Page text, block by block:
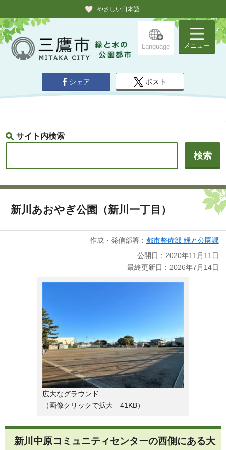
やさしい日本語
Language メニュー
シェア ポスト
サイト内検索
新川あおやぎ公園（新川一丁目）
作成・発信部署： 都市整備部 緑と公園課
公開日：2020年11月11日
最終更新日：2026年7月14日
広大なグラウンド
（画像クリックで拡大 41KB）
新川中原コミュニティセンターの西側にある大